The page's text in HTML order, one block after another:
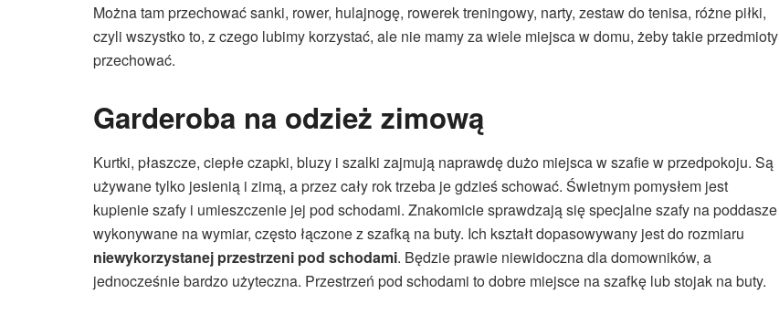
Można tam przechować sanki, rower, hulajnogę, rowerek treningowy, narty, zestaw do tenisa, różne piłki,
czyli wszystko to, z czego lubimy korzystać, ale nie mamy za wiele miejsca w domu, żeby takie przedmioty
przechować.
Garderoba na odzież zimową
Kurtki, płaszcze, ciepłe czapki, bluzy i szalki zajmują naprawdę dużo miejsca w szafie w przedpokoju. Są
używane tylko jesienią i zimą, a przez cały rok trzeba je gdzieś schować. Świetnym pomysłem jest
kupienie szafy i umieszczenie jej pod schodami. Znakomicie sprawdzają się specjalne szafy na poddasze
wykonywane na wymiar, często łączone z szafką na buty. Ich kształt dopasowywany jest do rozmiaru
niewykorzystanej przestrzeni pod schodami. Będzie prawie niewidoczna dla domowników, a
jednocześnie bardzo użyteczna. Przestrzeń pod schodami to dobre miejsce na szafkę lub stojak na buty.